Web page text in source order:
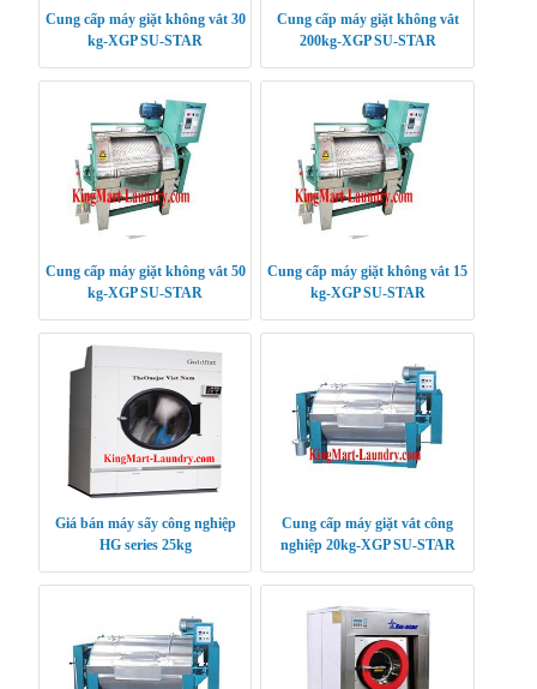
Cung cấp máy giặt không vắt 30
kg-XGP SU-STAR
Cung cấp máy giặt không vắt
200kg-XGP SU-STAR
Cung cấp máy giặt không vắt 50
kg-XGP SU-STAR
Cung cấp máy giặt không vắt 15
kg-XGP SU-STAR
Giá bán máy sấy công nghiệp
HG series 25kg
Cung cấp máy giặt vắt công
nghiệp 20kg-XGP SU-STAR